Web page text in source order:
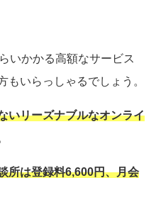
いかかる高額なサービス
もいらっしゃるでしょう。
いリーズナブルなオンライ
所は登録料6,600円、月会